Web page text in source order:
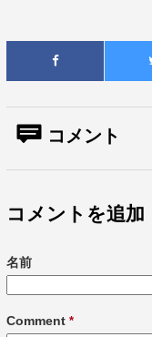
コメント
コメントを追加
名前
Comment *